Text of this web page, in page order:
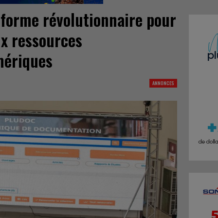
révolutionnaire pour
ressources
ANNONCES